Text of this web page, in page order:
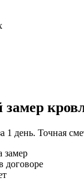
1 день. Точная
замер
договоре